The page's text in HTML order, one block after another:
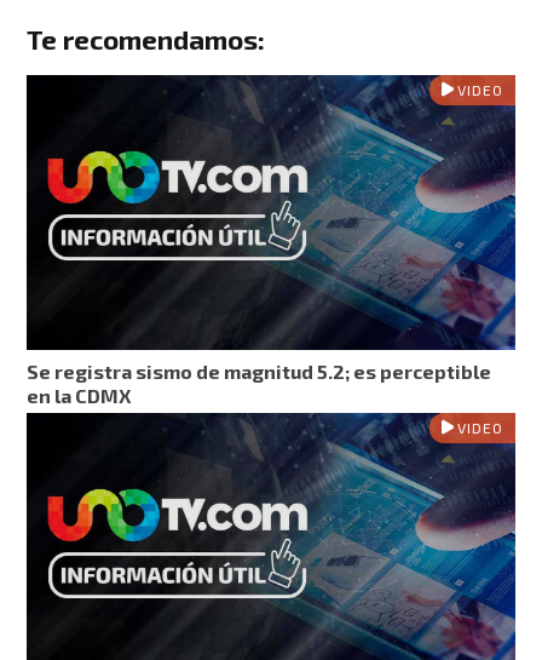
Te recomendamos:
VIDEO
Se registra sismo de magnitud 5.2; es perceptible
en la CDMX
VIDEO